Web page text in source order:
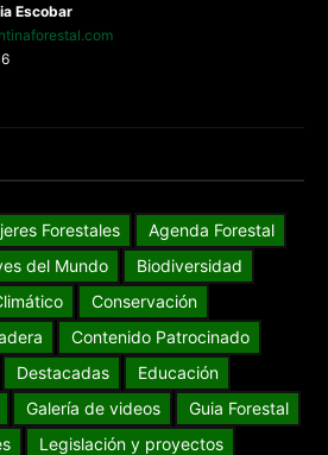
Escobar
Forestales
Agenda Forestal
del Mundo
Biodiversidad
Conservación
Contenido Patrocinado
Destacadas
Educación
Galería de videos
Guia Forestal
Legislación y proyectos